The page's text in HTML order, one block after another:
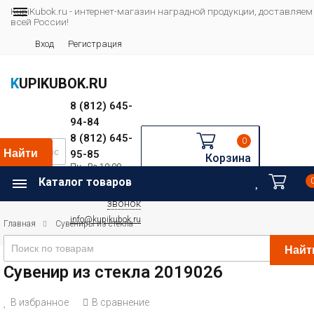
KupiKubok.ru - интернет-магазин наградной продукции,
всей России!
Вход Регистрация
KUPIKUBOK.RU
Найти
Футбол
8 (812) 645-
94-84
8 (812) 645-
95-85
Пн—Вс 10:00—
Заказать
звонок
info@kupikubok.ru
0
Корзина
Каталог товаров
Главная Сувениры из стекла
Сувенир из стекла 2019026
В избранное В сравнение